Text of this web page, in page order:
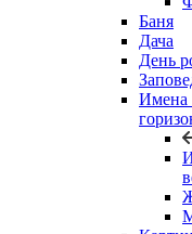
Баня
Дача
День
Имена